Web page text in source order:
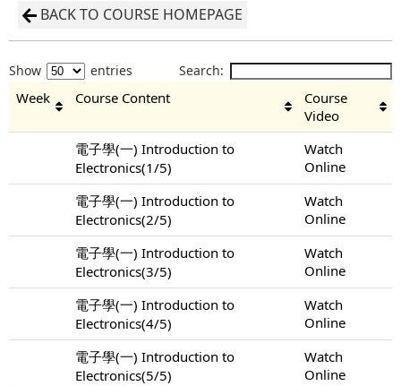
BACK TO COURSE HOMEPAGE
Show entries Search:
Week Course Content
Course
Video
電子學(一) Introduction to
Electronics(1/5)
Watch
Online
電子學(一) Introduction to
Electronics(2/5)
Watch
Online
電子學(一) Introduction to
Electronics(3/5)
Watch
Online
電子學(一) Introduction to
Electronics(4/5)
Watch
Online
電子學(一) Introduction to
Electronics(5/5)
Watch
Online